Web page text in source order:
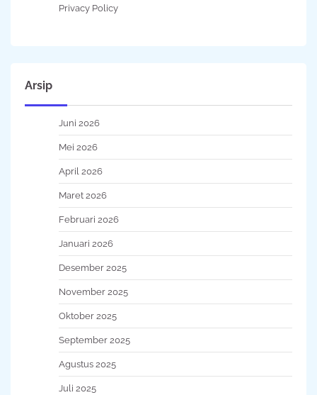
Privacy Policy
Arsip
Juni 2026
Mei 2026
April 2026
Maret 2026
Februari 2026
Januari 2026
Desember 2025
November 2025
Oktober 2025
September 2025
Agustus 2025
Juli 2025